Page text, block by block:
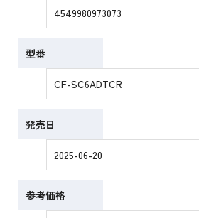
4549980973073
型番
CF-SC6ADTCR
発売日
2025-06-20
参考価格